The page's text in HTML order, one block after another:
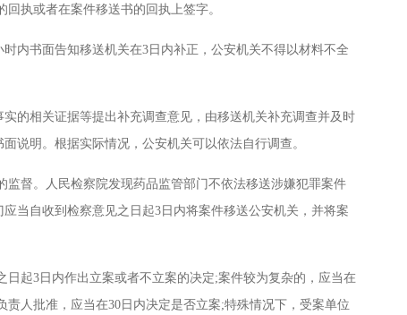
执或者在案件移送书的回执上签字。
书面告知移送机关在3日内补正，公安机关不得以材料不全
相关证据等提出补充调查意见，由移送机关补充调查并及时
说明。根据实际情况，公安机关可以依法自行调查。
督。人民检察院发现药品监管部门不依法移送涉嫌犯罪案件
当自收到检察意见之日起3日内将案件移送公安机关，并将案
起3日内作出立案或者不立案的决定;案件较为复杂的，应当在
人批准，应当在30日内决定是否立案;特殊情况下，受案单位